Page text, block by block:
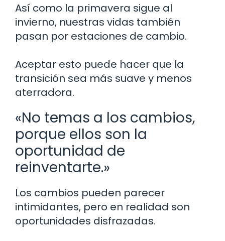
Así como la primavera sigue al
invierno, nuestras vidas también
pasan por estaciones de cambio.
Aceptar esto puede hacer que la
transición sea más suave y menos
aterradora.
«No temas a los cambios,
porque ellos son la
oportunidad de
reinventarte.»
Los cambios pueden parecer
intimidantes, pero en realidad son
oportunidades disfrazadas.